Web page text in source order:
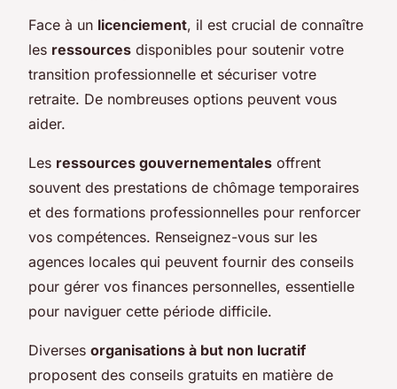
Face à un licenciement, il est crucial de connaître
les ressources disponibles pour soutenir votre
transition professionnelle et sécuriser votre
retraite. De nombreuses options peuvent vous
aider.
Les ressources gouvernementales offrent
souvent des prestations de chômage temporaires
et des formations professionnelles pour renforcer
vos compétences. Renseignez-vous sur les
agences locales qui peuvent fournir des conseils
pour gérer vos finances personnelles, essentielle
pour naviguer cette période difficile.
Diverses organisations à but non lucratif
proposent des conseils gratuits en matière de